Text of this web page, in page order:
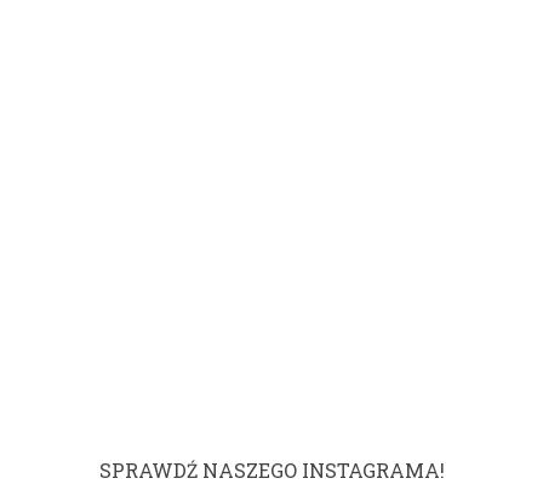
SPRAWDŹ NASZEGO INSTAGRAMA!